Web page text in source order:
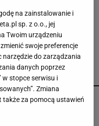
powrót? "Planują
stanie krytycznym.
na zainstalowanie i
sp. z o.o., jej
Twoim urządzeniu
swoje preferencje
narzędzie do zarządzania
danych poprzez
w stopce serwisu i
Zmiana
także za pomocą ustawień